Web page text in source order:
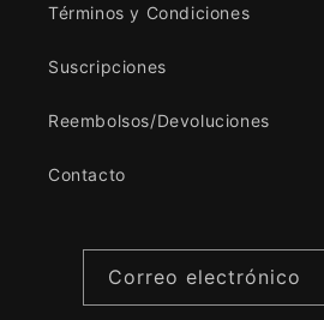
Términos y Condiciones
Suscripciones
Reembolsos/Devoluciones
Contacto
Correo electrónico